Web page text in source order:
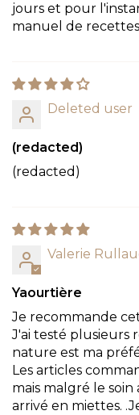
jours et pour
manuel de
Deleted user
(redacted)
(redacted)
Valerie
Yaourtière
Je recommande
J'ai testé plusieurs
nature est ma
Les articles
mais malgré le
arrivé en miettes.